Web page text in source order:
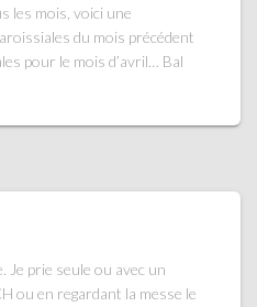
les mois, voici une
du mois précédent
pour le mois d’avril… Bal
Je prie seule ou avec un
ou en regardant la messe le